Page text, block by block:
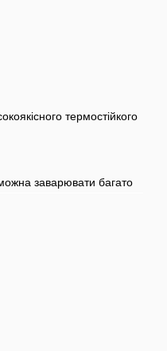
термостійкого
заварювати багато